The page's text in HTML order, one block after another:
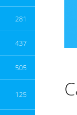
281
437
505
125